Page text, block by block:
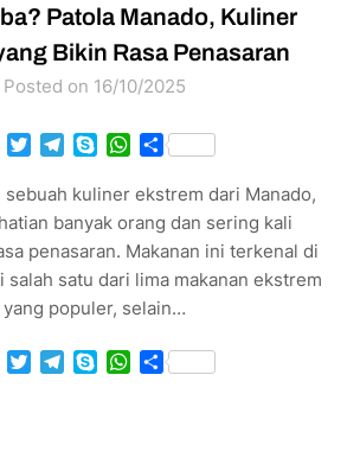
Patola Manado, Kuliner
Bikin Rasa Penasaran
Posted on 16/10/2025
Facebook
TwitterTelegram
SkypeWhatsApp
Share
sebuah kuliner ekstrem dari Manado,
banyak orang dan sering kali
penasaran​. Makanan ini terkenal di
salah satu dari lima makanan ekstrem
yang populer, selain…
Facebook
TwitterTelegram
SkypeWhatsApp
Share